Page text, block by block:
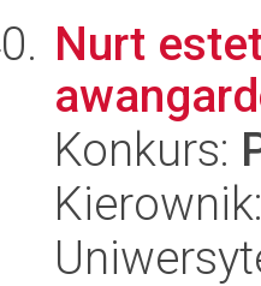
Nurt
Konkurs: